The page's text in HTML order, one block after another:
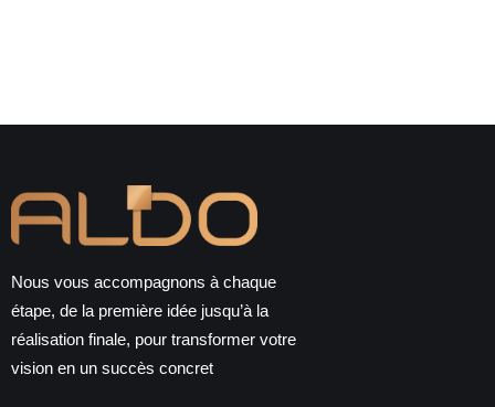
Nous vous accompagnons à chaque
étape, de la première idée jusqu’à la
réalisation finale, pour transformer votre
vision en un succès concret